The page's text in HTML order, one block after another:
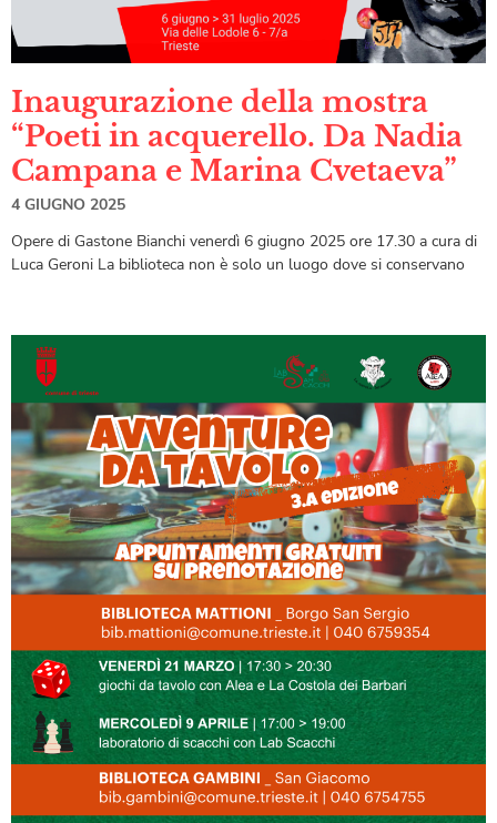
Inaugurazione della mostra
“Poeti in acquerello. Da Nadia
Campana e Marina Cvetaeva”
4 GIUGNO 2025
Opere di Gastone Bianchi venerdì 6 giugno 2025 ore 17.30 a cura di
Luca Geroni La biblioteca non è solo un luogo dove si conservano